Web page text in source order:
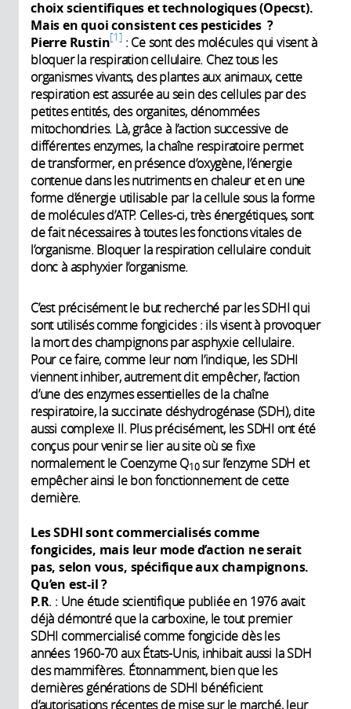
choix scientifiques et technologiques (Opecst).
Mais en quoi consistent ces pesticides ?
Pierre Rustin 1 : Ce sont des molécules qui visent à
bloquer la respiration cellulaire. Chez tous les
organismes vivants, des plantes aux animaux, cette
respiration est assurée au sein des cellules par des
petites entités, des organites, dénommées
mitochondries. Là, grâce à l’action successive de
différentes enzymes, la chaîne respiratoire permet
de transformer, en présence d’oxygène, l’énergie
contenue dans les nutriments en chaleur et en une
forme d’énergie utilisable par la cellule sous la forme
de molécules d’ATP. Celles-ci, très énergétiques, sont
de fait nécessaires à toutes les fonctions vitales de
l’organisme. Bloquer la respiration cellulaire conduit
donc à asphyxier l’organisme.
C’est précisément le but recherché par les SDHI qui
sont utilisés comme fongicides : ils visent à provoquer
la mort des champignons par asphyxie cellulaire.
Pour ce faire, comme leur nom l’indique, les SDHI
viennent inhiber, autrement dit empêcher, l’action
d’une des enzymes essentielles de la chaîne
respiratoire, la succinate déshydrogénase (SDH), dite
aussi complexe II. Plus précisément, les SDHI ont été
conçus pour venir se lier au site où se fixe
normalement le Coenzyme Q10sur l’enzyme SDH et
empêcher ainsi le bon fonctionnement de cette
dernière.
Les SDHI sont commercialisés comme
fongicides, mais leur mode d’action ne serait
pas, selon vous, spécifique aux champignons.
Qu’en est-il ?
P.R. : Une étude scientifique publiée en 1976 avait
déjà démontré que la carboxine, le tout premier
SDHI commercialisé comme fongicide dès les
années 1960-70 aux États-Unis, inhibait aussi la SDH
des mammifères. Étonnamment, bien que les
dernières générations de SDHI bénéficient
d’autorisations récentes de mise sur le marché, leur